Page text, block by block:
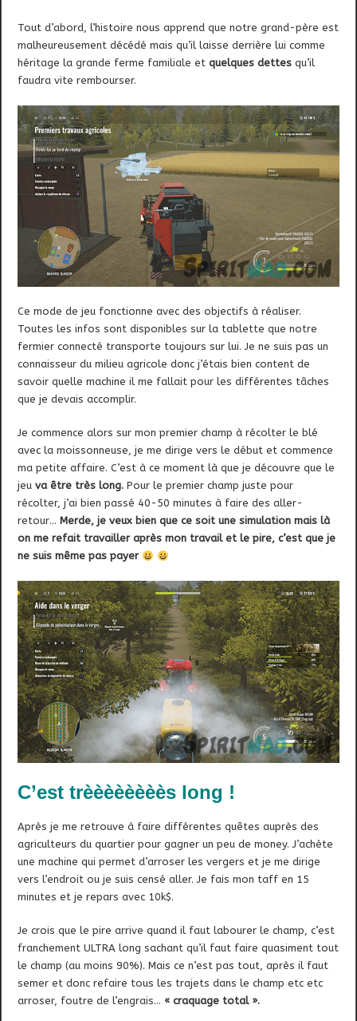
Tout d’abord, l’histoire nous apprend que notre grand-père est
malheureusement décédé mais qu’il laisse derrière lui comme
héritage la grande ferme familiale etquelques dettes qu’il
faudra vite rembourser.
Ce mode de jeu fonctionne avec des objectifs à réaliser.
Toutes les infos sont disponibles sur la tablette que notre
fermier connecté transporte toujours sur lui. Je ne suis pas un
connaisseur du milieu agricole donc j’étais bien content de
savoir quelle machine il me fallait pour les différentes tâches
que je devais accomplir.
Je commence alors sur mon premier champ à récolter le blé
avec la moissonneuse, je me dirige vers le début et commence
ma petite affaire. C’est à ce moment là que je découvre que le
jeuva être très long. Pour le premier champ juste pour
récolter, j’ai bien passé 40-50 minutes à faire des aller-
retour… Merde, je veux bien que ce soit une simulation mais là
on me refait travailler après mon travail et le pire, c’est que je
ne suis même pas payer
C’est trèèèèèèèès long !
Après je me retrouve à faire différentes quêtes auprès des
agriculteurs du quartier pour gagner un peu de money. J’achète
une machine qui permet d’arroser les vergers et je me dirige
vers l’endroit ou je suis censé aller. Je fais mon taff en 15
minutes et je repars avec 10k$.
Je crois que le pire arrive quand il faut labourer le champ, c’est
franchement ULTRA long sachant qu’il faut faire quasiment tout
le champ (au moins 90%). Mais ce n’est pas tout, après il faut
semer et donc refaire tous les trajets dans le champ etc etc
arroser, foutre de l’engrais… « craquage total ».